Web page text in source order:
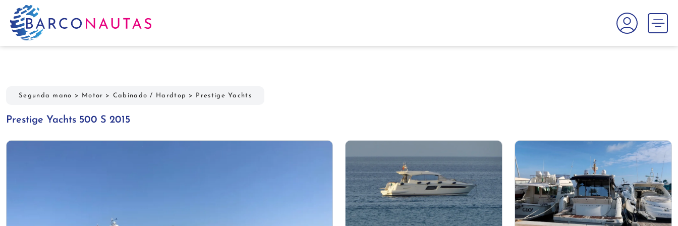
Segunda mano > Motor > Cabinado / Hardtop > Prestige Yachts
Prestige Yachts 500 S 2015